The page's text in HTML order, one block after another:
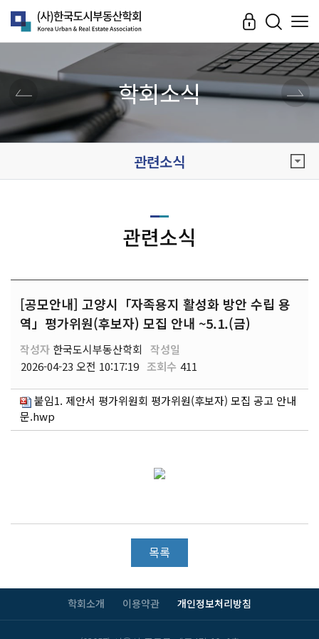
학회소식
관련소식
관련소식
[공모안내] 고양시「자족용지 활성화 방안 수립 용
역」평가위원(후보자) 모집 안내 ~5.1.(금)
작성자 한국도시부동산학회
작성일
2026-04-23 오전 10:17:19 조회수 411
붙임1. 제안서 평가위원회 평가위원(후보자) 모집 공고 안내
문.hwp
목록
학회소개 이용약관 개인정보처리방침